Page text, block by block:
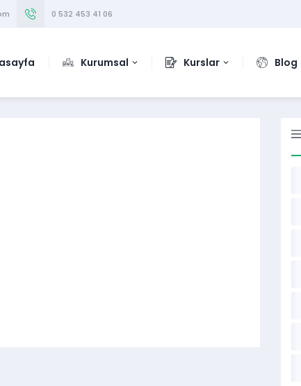
0 532 453 41 06
Kurumsal Kurslar Blog